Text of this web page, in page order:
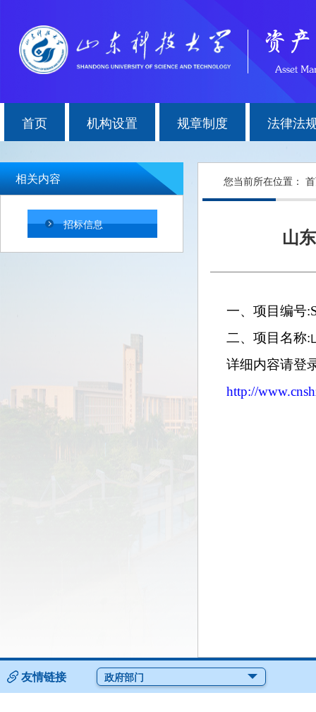
首页 机构设置 规章制度 法律法
相关内容
招标信息
您当前所在位置：
山
一、 项目编号
二、 项目名称:
详细内容请登
http://
友情链接 政府部门